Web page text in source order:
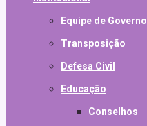
Equipe de Governo
Transposição
Defesa Civil
Educação
Conselhos